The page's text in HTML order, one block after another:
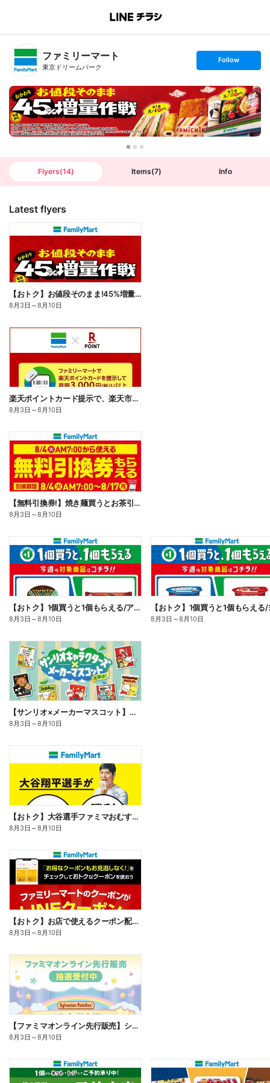
B
n
T
ファミリーマート
東京ドリームパーク
s
t
o
l
l
o
w
Follow
Flyers(14) Items(7) Info
Latest flyers
【おトク】お値段そのまま!45%増量作戦!
8月3日 ～8月10日
楽天ポイントカード提示で、楽天市場でのお買い物がおトクに!
8月3日 ～8月10日
【無料引換券!】焼き麺買うとお茶引換券貰える!
8月3日 ～8月10日
【おトク】1個買うと1個もらえる/アイス
8月3日 ～8月10日 8月3日 ～8月10日
【サンリオ×メーカーマスコット】オリジナルグッズ貰える!
8月3日 ～8月10日
【おトク】大谷選手ファミマおむすび割
8月3日 ～8月10日
【おトク】お店で使えるクーポン配信中
8月3日 ～8月10日
【ファミマオンライン先行販売】シルバニアファミリー
8月3日 ～8月10日